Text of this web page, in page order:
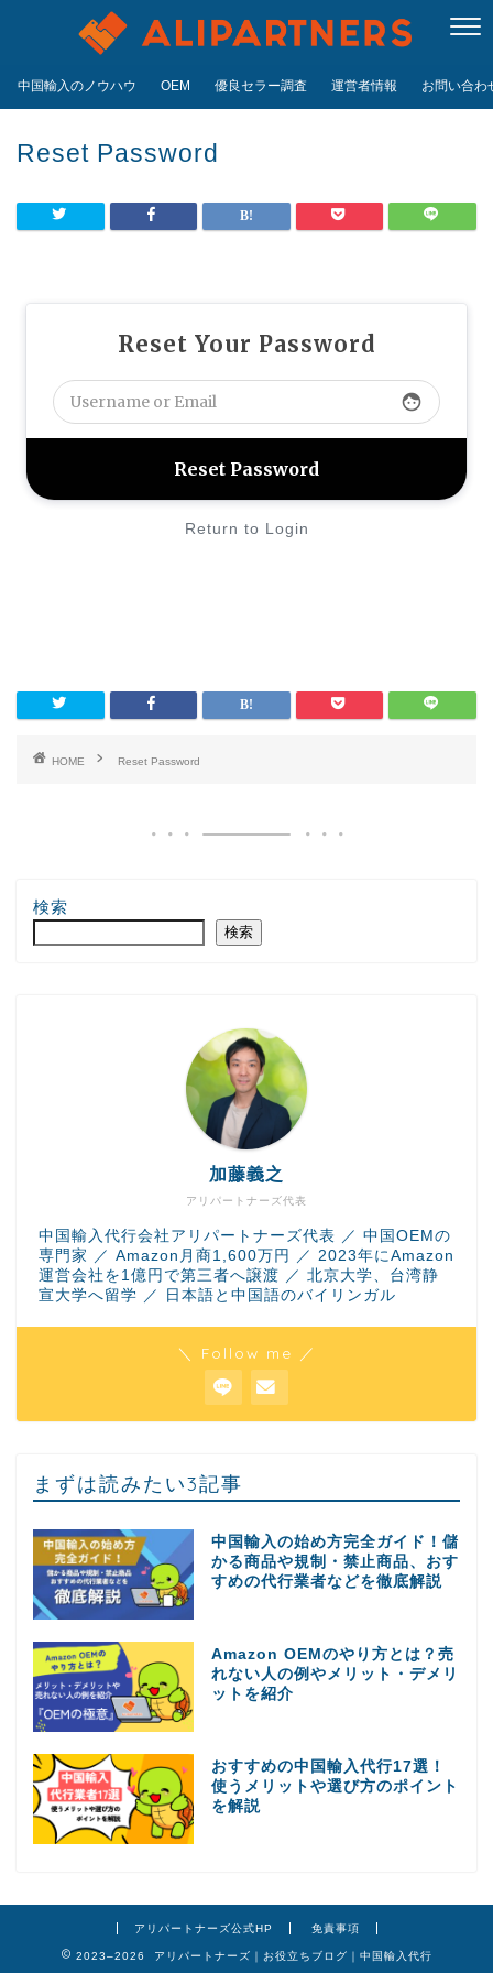
中国輸入のノウハウ OEM 優良セラー調査 運営者情報 お問い合
Reset Password
Reset Your Password
face
Return to Login
HOME Reset Password
検索
検索
アリパートナーズ代表
加藤義之
中国輸入代行会社アリパートナーズ代表 ／ 中国OEMの
専門家 ／ Amazon月商1,600万円 ／ 2023年にAmazon
運営会社を1億円で第三者へ譲渡 ／ 北京大学、台湾静
宣大学へ留学 ／ 日本語と中国語のバイリンガル
＼ Follow me ／
まずは読みたい3記事
中国輸入の始め方完全ガイド！儲
かる商品や規制・禁止商品、おす
すめの代行業者などを徹底解説
Amazon OEMのやり方とは？売
れない人の例やメリット・デメリ
ットを紹介
おすすめの中国輸入代行17選！
使うメリットや選び方のポイント
を解説
アリパートナーズ公式HP 免責事項
2023–2026 アリパートナーズ｜お役立ちブログ｜中国輸入代行